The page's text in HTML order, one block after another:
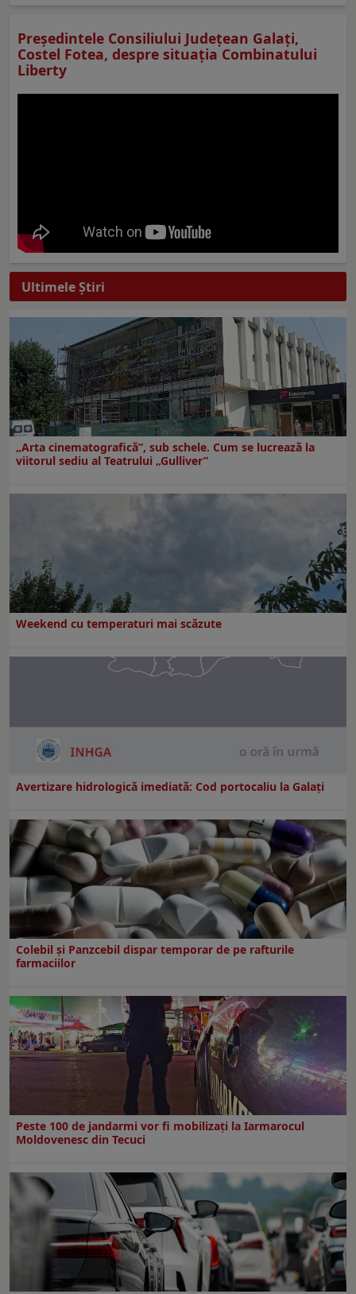
Preşedintele Consiliului Judeţean Galaţi,
Costel Fotea, despre situaţia Combinatului
Liberty
Ultimele Ştiri
„Arta cinematografică”, sub schele. Cum se lucrează la
viitorul sediu al Teatrului „Gulliver”
Weekend cu temperaturi mai scăzute
Avertizare hidrologică imediată: Cod portocaliu la Galaţi
Colebil și Panzcebil dispar temporar de pe rafturile
farmaciilor
Peste 100 de jandarmi vor fi mobilizați la Iarmarocul
Moldovenesc din Tecuci